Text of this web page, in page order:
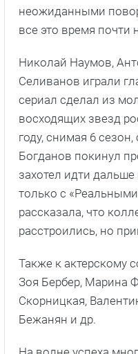
неожиданными
все это время почти
Николай Наумов,
Селиванов играли
сериал сделал из
восходящих звезд
году, снимая 6
Богданов покинул
захотел идти
только с
рассказала, что
расстроились, но
Также к актерскому
Зоя Бербер, Марина
Скорницкая,
Бежанян и др.